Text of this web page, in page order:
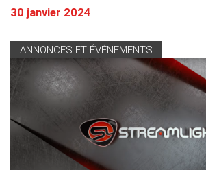
30 janvier 2024
ANNONCES ET ÉVÉNEMENTS